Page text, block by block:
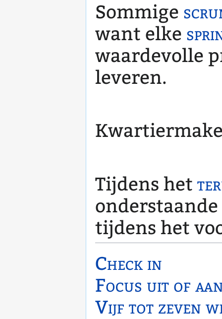
Sommige
want elke
waardevolle
leveren.
Tijdens het
tijdens het
Check in
Focus uit of
Vijf tot zeven